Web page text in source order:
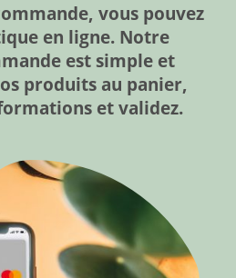
vous pouvez
en ligne. Notre
est simple et
produits au panier,
et validez.